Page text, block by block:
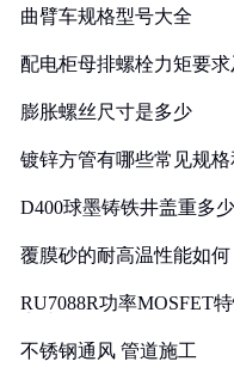
曲臂车规格型号大全
配电柜母排螺栓力矩要
膨胀螺丝尺寸是多少
镀锌方管有哪些常见规
D400球墨铸铁井盖重多少
覆膜砂的耐高温性能如何
RU7088R功率MOSFET
不锈钢通风 管道施工